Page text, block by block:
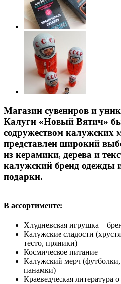
Магазин сувениров и
Калуги «Новый Вятич»
содружеством калужских
представлен широкий
из керамики, дерева и
калужский бренд одежды
подарки.
В ассортименте:
Хлудневская игрушка –
Калужские сладости
тесто, пряники)
Космическое питание
Калужский мерч
панамки)
Краеведческая литература